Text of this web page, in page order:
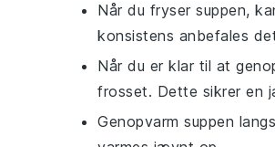
Når du fryser suppen,
konsistens anbefales
Når du er klar til at
frosset. Dette sikrer en
Genopvarm suppen